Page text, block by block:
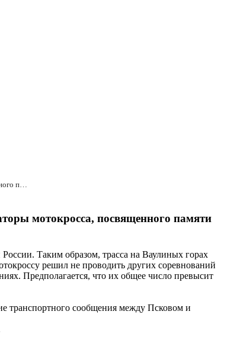
"В следующем году мы планируем провести на Ваулиных горах этапы Кубка России", заявляют организаторы мотокросса, посвященного памяти воинов-десантников 6-ой роты.
мотокросса, посвященного памяти
Таким образом, трасса на Ваулиных горах
решил не проводить других соревнований
Предполагается, что их общее число превысит
транспортного сообщения между Псковом и